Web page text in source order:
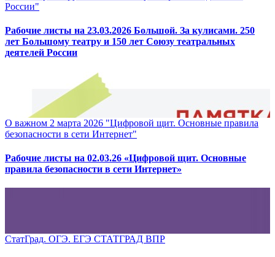
России"
Рабочие листы на 23.03.2026 Большой. За кулисами. 250
лет Большому театру и 150 лет Союзу театральных
деятелей России
О важном 2 марта 2026 "Цифровой щит. Основные правила
безопасности в сети Интернет"
Рабочие листы на 02.03.26 «Цифровой щит. Основные
правила безопасности в сети Интернет»
СтатГрад. ОГЭ. ЕГЭ СТАТГРАД ВПР